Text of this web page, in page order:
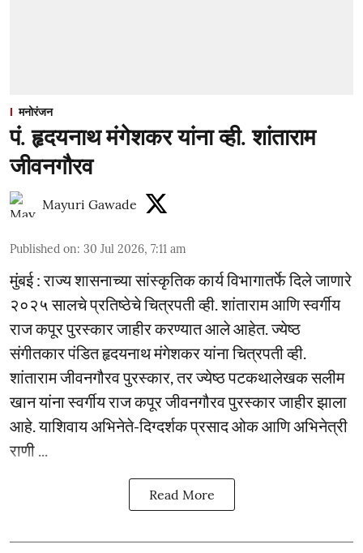
मनोरंजन
पं. हृदयनाथ मंगेशकर यांना व्ही. शांताराम
जीवनगौरव
Mayuri Gawade
Published on: 30 Jul 2026, 7:11 am
मुंबई : राज्य शासनाच्या सांस्कृतिक कार्य विभागातर्फे दिले जाणारे
२०२५ सालचे प्रतिष्ठेचे चित्रपती व्ही. शांताराम आणि स्वर्गीय
राज कपूर पुरस्कार जाहीर करण्यात आले आहेत. ज्येष्ठ
संगीतकार पंडित हृदयनाथ मंगेशकर यांना चित्रपती व्ही.
शांताराम जीवनगौरव पुरस्कार, तर ज्येष्ठ पटकथालेखक सलीम
खान यांना स्वर्गीय राज कपूर जीवनगौरव पुरस्कार जाहीर झाला
आहे. याशिवाय अभिनेते-दिग्दर्शक प्रसाद ओक आणि अभिनेत्री
राणी ...
Read More